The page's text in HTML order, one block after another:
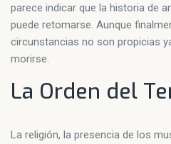
parece indicar que la historia de
puede retomarse. Aunque
circunstancias no son propicias
morirse.
La Orden del
La religión, la presencia de los